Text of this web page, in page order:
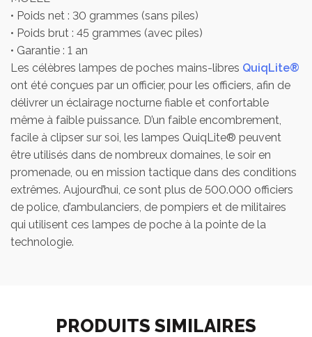
• Poids net : 30 grammes (sans piles)
• Poids brut : 45 grammes (avec piles)
• Garantie : 1 an
Les célèbres lampes de poches mains-libres QuiqLite®
ont été conçues par un officier, pour les officiers, afin de
délivrer un éclairage nocturne fiable et confortable
même à faible puissance. D’un faible encombrement,
facile à clipser sur soi, les lampes QuiqLite® peuvent
être utilisés dans de nombreux domaines, le soir en
promenade, ou en mission tactique dans des conditions
extrêmes. Aujourd’hui, ce sont plus de 500.000 officiers
de police, d’ambulanciers, de pompiers et de militaires
qui utilisent ces lampes de poche à la pointe de la
technologie.
PRODUITS SIMILAIRES